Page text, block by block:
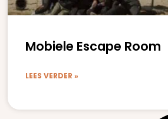
Mobiele Escape Room
LEES VERDER »